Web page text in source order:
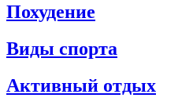
Похудение
Виды спорта
Активный отдых